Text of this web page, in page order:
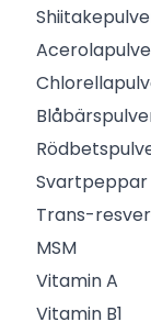
Svartpeppar
Trans-
MSM
Vitamin A
Vitamin B1